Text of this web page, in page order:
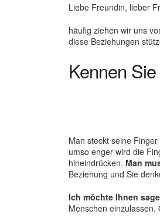
Liebe Freundin, lieber
häufig ziehen wir uns
diese Beziehungen
Kennen
Man steckt seine
umso enger wird die
hineindrücken. Man
Beziehung und Sie
Ich möchte Ihnen
Menschen